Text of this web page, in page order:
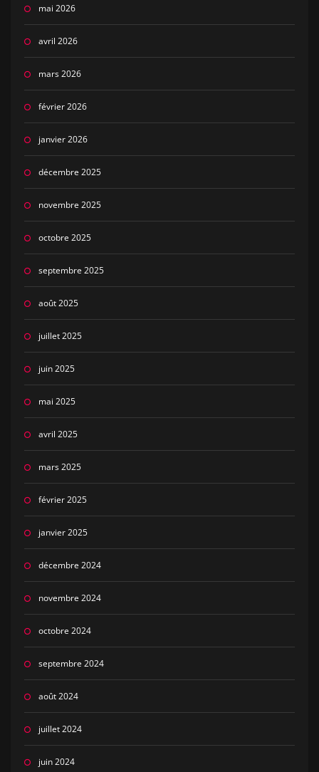
mai 2026
avril 2026
mars 2026
février 2026
janvier 2026
décembre 2025
novembre 2025
octobre 2025
septembre 2025
août 2025
juillet 2025
juin 2025
mai 2025
avril 2025
mars 2025
février 2025
janvier 2025
décembre 2024
novembre 2024
octobre 2024
septembre 2024
août 2024
juillet 2024
juin 2024